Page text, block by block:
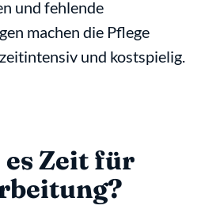
und fehlende
machen die Pflege
und kostspielig.
Zeit für